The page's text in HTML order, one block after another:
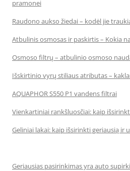
pramonei
Raudono aukso žiedai – kodėl jie
Atbulinis osmosas ir paskirtis – Kokia
Osmoso filtrų – atbulinio osmoso
Išskirtinio vyrų stiliaus atributas –
AQUAPHOR S550 P1 vandens filtrai
Vienkartiniai rankšluosčiai: kaip
Geliniai lakai: kaip išsirinkti geriausią ir
Geriausias pasirinkimas yra auto